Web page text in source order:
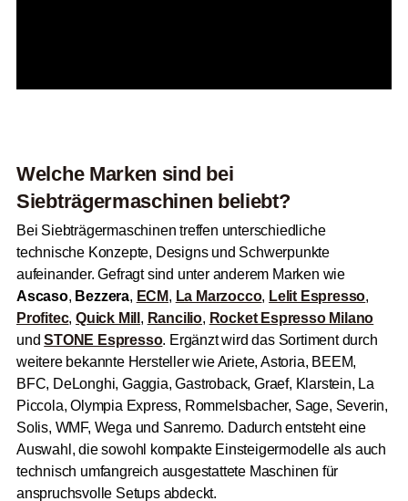
Welche Marken sind bei
Siebträgermaschinen beliebt?
Bei Siebträgermaschinen treffen unterschiedliche
technische Konzepte, Designs und Schwerpunkte
aufeinander. Gefragt sind unter anderem Marken wie
Ascaso, Bezzera, ECM, La Marzocco, Lelit Espresso,
Profitec,Quick Mill , Rancilio, Rocket Espresso Milano
undSTONE Espresso. Ergänzt wird das Sortiment durch
weitere bekannte Hersteller wie Ariete, Astoria, BEEM,
BFC, DeLonghi, Gaggia, Gastroback, Graef, Klarstein, La
Piccola, Olympia Express, Rommelsbacher, Sage, Severin,
Solis, WMF, Wega und Sanremo. Dadurch entsteht eine
Auswahl, die sowohl kompakte Einsteigermodelle als auch
technisch umfangreich ausgestattete Maschinen für
anspruchsvolle Setups abdeckt.